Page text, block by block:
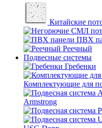
Китайские
ПВХ
Реечный
Подвесные системы
Гребенки
Комплектующие для
Armstrong